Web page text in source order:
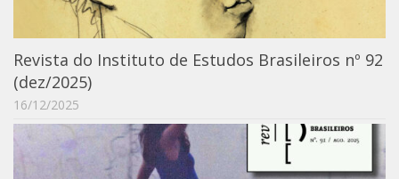
Matrícula
Exame de Qualificação
Depósito da Dissertação
Dissertação Corrigida
Orientadores / Credenciamentos
Revista do Instituto de Estudos Brasileiros nº 92
(dez/2025)
16/12/2025